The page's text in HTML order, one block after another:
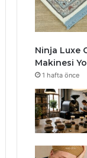
Ninja Luxe
Makinesi
1 hafta önce